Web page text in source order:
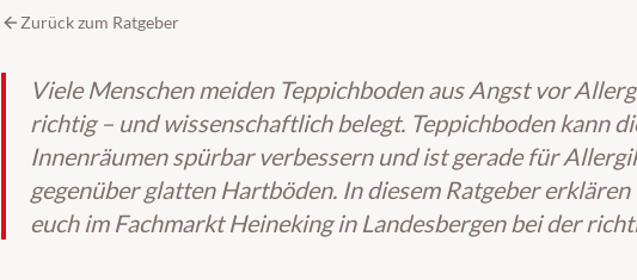
Zurück zum Ratgeber
Viele Menschen meiden Teppichboden aus Angst vor
richtig – und wissenschaftlich belegt. Teppichboden kann
Innenräumen spürbar verbessern und ist gerade für
gegenüber glatten Hartböden. In diesem Ratgeber
euch im Fachmarkt Heineking in Landesbergen bei der